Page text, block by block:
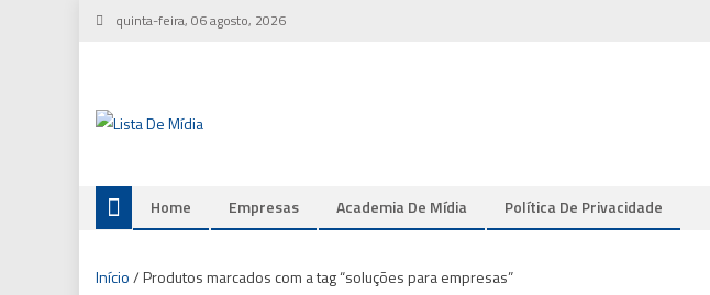
Skip
quinta-feira, 06 agosto, 2026
Home Empresas Academia De Mídia Política De Privacidade
Início/ Produtos marcados com a tag “soluções para empresas”